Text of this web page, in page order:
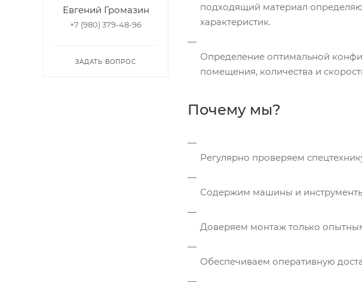
подходящий материал
характеристик.
Определение оптимальной
помещения, количества и
Почему мы?
Регулярно проверяем
Содержим машины и
Доверяем монтаж только
Обеспечиваем оперативную
Евгений Громазин
+7 (980) 379-48-96
ЗАДАТЬ ВОПРОС